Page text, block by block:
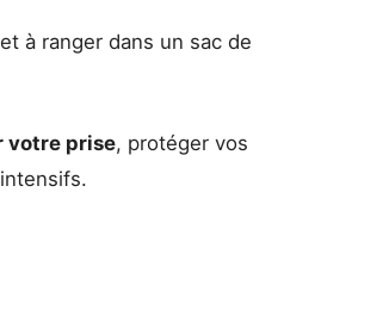
à ranger dans un sac de
votre prise, protéger vos